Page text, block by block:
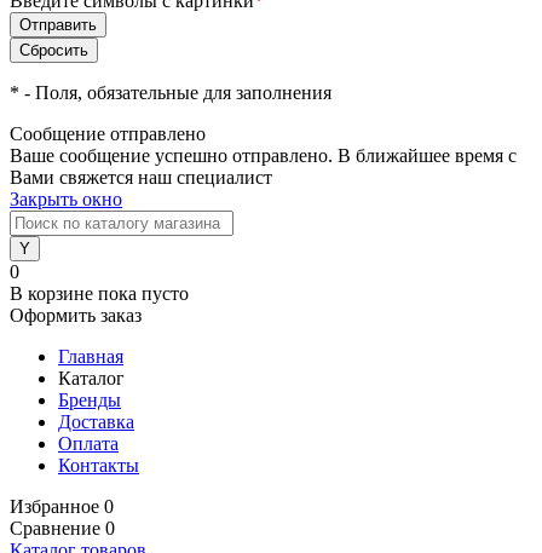
* - Поля, обязательные для заполнения
Сообщение отправлено
Ваше сообщение успешно отправлено. В ближайшее время с
Вами свяжется наш специалист
Закрыть окно
0
В корзине пока пусто
Оформить заказ
Главная
Каталог
Бренды
Доставка
Оплата
Контакты
Избранное 0
Сравнение 0